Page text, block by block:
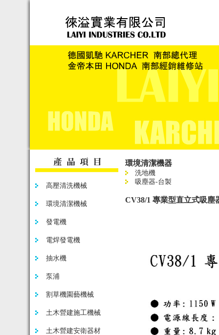
高壓清洗機械
環境清潔機械
發電機
電焊發電機
抽水機
泵浦
割草機園藝機械
土木營建施工機械
土木營建安衛器材
環境清潔機器
洗地機
吸塵器-台製
CV38/1 專業型直立式吸塵